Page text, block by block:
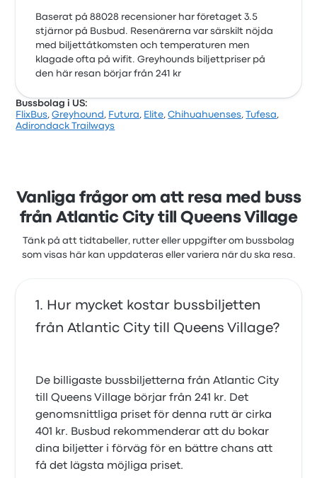
Baserat på 88028 recensioner har företaget 3.5
stjärnor på Busbud. Resenärerna var särskilt nöjda
med biljettåtkomsten och temperaturen men
klagade ofta på wifit. Greyhounds biljettpriser på
den här resan börjar från 241 kr
Bussbolag i US:
FlixBus,Greyhound , Futura, Elite,Chihuahuenses,Tufesa,
Adirondack Trailways
Vanliga frågor om att resa med buss
från Atlantic City till Queens Village
Tänk på att tidtabeller, rutter eller uppgifter om bussbolag
som visas här kan uppdateras eller variera när du ska resa.
Hur mycket kostar bussbiljetten
från Atlantic City till Queens Village?
De billigaste bussbiljetterna från Atlantic City
till Queens Village börjar från 241 kr. Det
genomsnittliga priset för denna rutt är cirka
401 kr. Busbud rekommenderar att du bokar
dina biljetter i förväg för en bättre chans att
få det lägsta möjliga priset.